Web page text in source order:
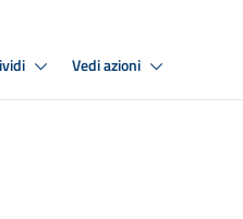
Vedi azioni